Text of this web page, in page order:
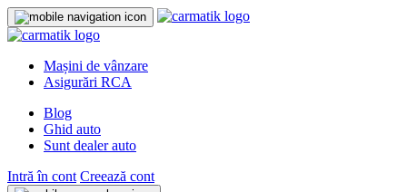
Mașini de vânzare
Asigurări RCA
Blog
Ghid auto
Sunt dealer auto
Intră în cont Creează cont